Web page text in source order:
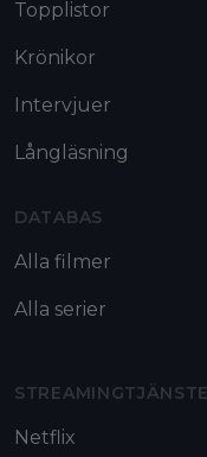
Topplistor
Krönikor
Intervjuer
Långläsning
DATABAS
Alla filmer
Alla serier
Netflix